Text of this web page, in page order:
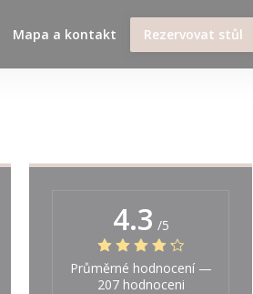
Mapa a kontakt Rezervovat stůl
4.3 /5
Průměrné hodnocení —
207 hodnoceni